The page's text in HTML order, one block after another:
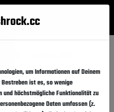
Ormeau Park
um Informationen auf Deinem
Bestreben ist es, so wenige
höchstmögliche Funktionalität zu
Daten umfassen (z.